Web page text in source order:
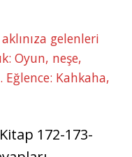
gelenleri
Oyun, neşe,
Kahkaha,
172-173-